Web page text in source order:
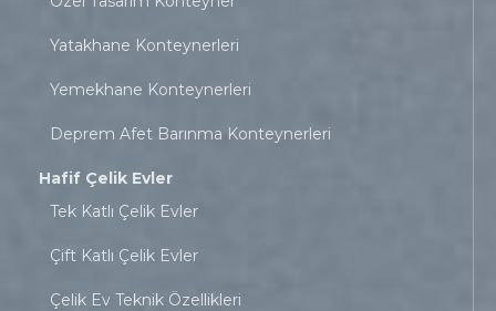
Yatakhane Konteynerleri
Yemekhane Konteynerleri
Deprem Afet Barınma Konteynerleri
Hafif Çelik Evler
Tek Katlı Çelik Evler
Çift Katlı Çelik Evler
Çelik Ev Teknik Özellikleri